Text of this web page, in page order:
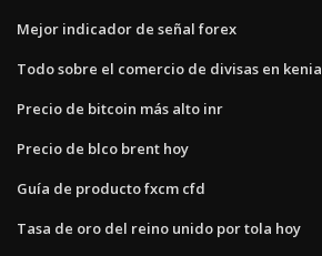
Mejor indicador de señal forex
Todo sobre el comercio de divisas en kenia
Precio de bitcoin más alto inr
Precio de blco brent hoy
Guía de producto fxcm cfd
Tasa de oro del reino unido por tola hoy